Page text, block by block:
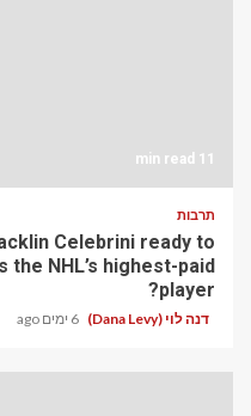
11 min read
תרבות
Celebrini ready to
the NHL’s highest-paid
player?
דנה לוי (Dana Levy) 6 ימים ago